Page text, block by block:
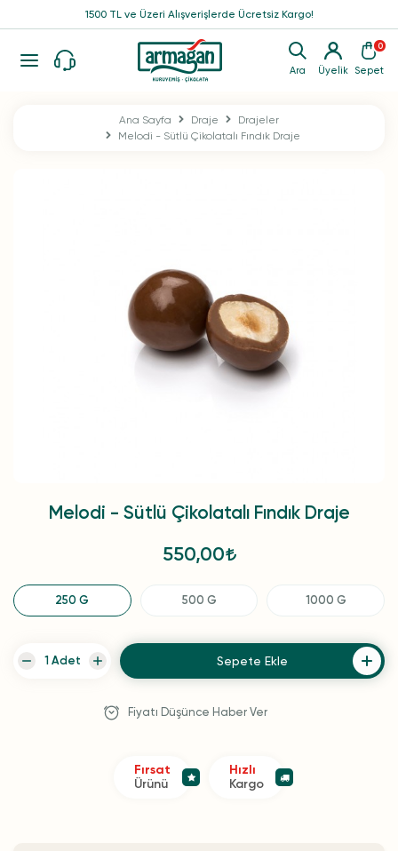
Ara Üyelik
0
Sepet
1500 TL ve Üzeri Alışverişlerde Ücretsiz Kargo!
Ana Sayfa Draje
Drajeler
Melodi - Sütlü Çikolatalı Fındık Draje
Melodi - Sütlü Çikolatalı Fındık Draje
550,00
250 G 500 G 1000 G
Sepete Ekle
Fiyatı Düşünce Haber Ver
Fırsat
Ürünü
Hızlı
Kargo